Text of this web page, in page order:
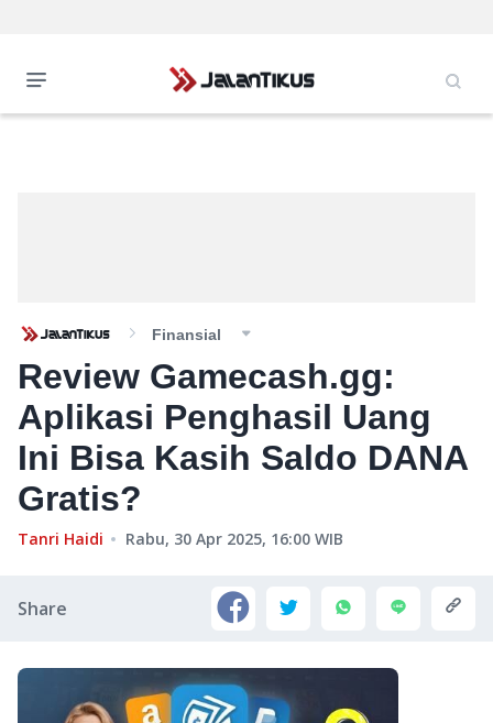
Finansial
Review Gamecash.gg:
Aplikasi Penghasil Uang
Ini Bisa Kasih Saldo DANA
Gratis?
Tanri Haidi Rabu, 30 Apr 2025, 16:00 WIB
Share